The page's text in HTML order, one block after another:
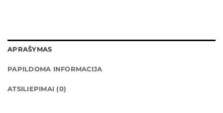
APRAŠYMAS
PAPILDOMA INFORMACIJA
ATSILIEPIMAI (0)